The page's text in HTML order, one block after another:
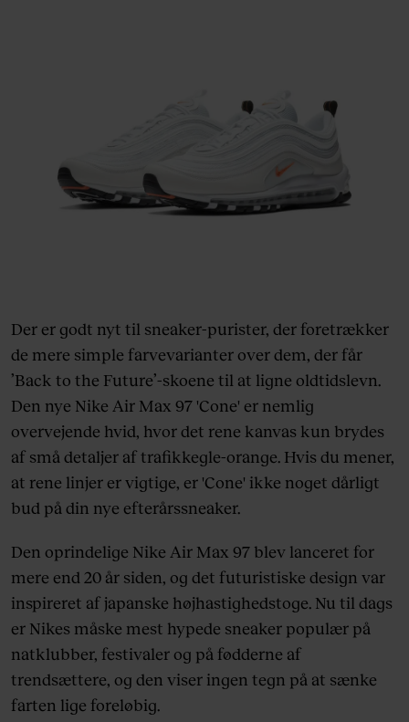
Der er godt nyt til sneaker-purister, der foretrækker
de mere simple farvevarianter over dem, der får
’Back to the Future’-skoene til at ligne oldtidslevn.
Den nye Nike Air Max 97 'Cone' er nemlig
overvejende hvid, hvor det rene kanvas kun brydes
af små detaljer af trafikkegle-orange. Hvis du mener,
at rene linjer er vigtige, er 'Cone' ikke noget dårligt
bud på din nye efterårssneaker.
Den oprindelige Nike Air Max 97 blev lanceret for
mere end 20 år siden, og det futuristiske design var
inspireret af japanske højhastighedstoge. Nu til dags
er Nikes måske mest hypede sneaker populær på
natklubber, festivaler og på fødderne af
trendsættere, og den viser ingen tegn på at sænke
farten lige foreløbig.